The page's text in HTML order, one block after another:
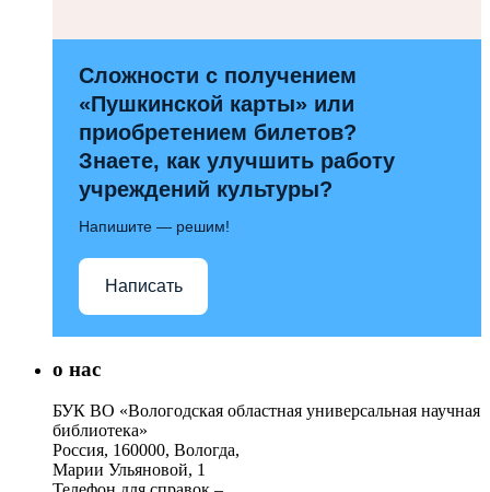
Сложности с получением
«Пушкинской карты» или
приобретением билетов?
Знаете, как улучшить работу
учреждений культуры?
Напишите — решим!
Написать
о нас
БУК ВО «Вологодская областная универсальная научная
библиотека»
Россия, 160000, Вологда,
Марии Ульяновой, 1